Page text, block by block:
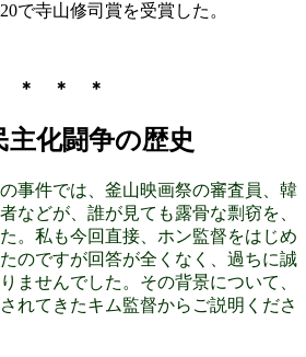
で寺山修司賞を受賞した。
＊ ＊ ＊
化闘争の歴史
件では、釜山映画祭の審査員、韓
などが、誰が見ても露骨な剽窃を、
。私も今回直接、ホン監督をはじめ
のですが回答が全くなく、過ちに誠
ませんでした。その背景について、
れてきたキム監督からご説明くださ